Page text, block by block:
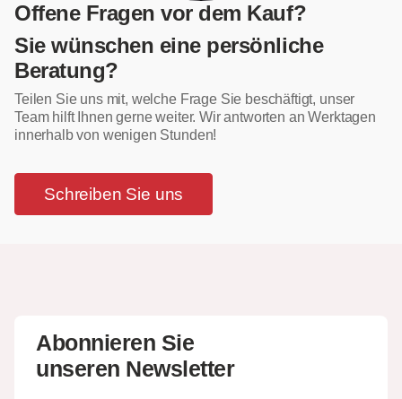
Offene Fragen vor dem Kauf?
Sie wünschen eine persönliche
Beratung?
Teilen Sie uns mit, welche Frage Sie beschäftigt, unser
Team hilft Ihnen gerne weiter. Wir antworten an Werktagen
innerhalb von wenigen Stunden!
Schreiben Sie uns
Abonnieren Sie
unseren Newsletter